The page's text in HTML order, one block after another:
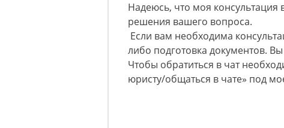
Надеюсь, что моя
решения вашего вопроса.
Если вам необходима
либо подготовка документов.
Чтобы обратиться в чат
юристу/общаться в чате» под